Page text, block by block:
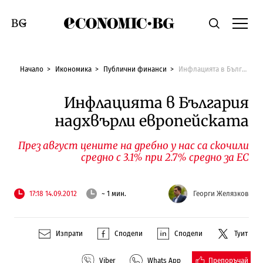
Economic.bgТърсене
Смяна на език
Начало Икономика Публични финанси Инфлацията в България надхвърли европейската
Инфлацията в България
надхвърли европейската
През август цените на дребно у нас са скочили
средно с 3.1% при 2.7% средно за ЕС
17:18 14.09.2012 ~ 1 мин. Георги Желязков
Изпрати Сподели Сподели Туит
Viber Whats App Препоръчай